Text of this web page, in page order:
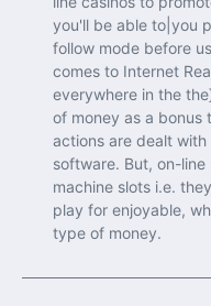
you'll be able to|you
follow mode before
comes to Internet
everywhere in the
of money as a bonus
actions are dealt
software. But, on-
machine slots i.e.
play for enjoyable,
type of money.